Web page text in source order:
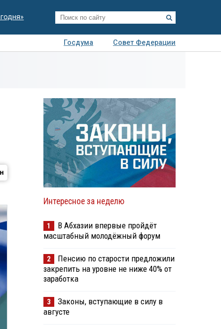
Госдума
Совет Федерации
Интересное за неделю
1
В Абхазии впервые пройдёт
масштабный молодёжный форум
2
Пенсию по старости предложили
закрепить на уровне не ниже 40% от
заработка
3
Законы, вступающие в силу в
августе